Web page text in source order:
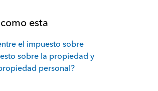
esta
el impuesto sobre
sobre la propiedad y
personal?